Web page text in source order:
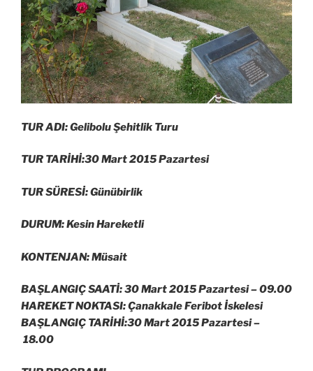
TUR ADI: Gelibolu Şehitlik Turu
TUR TARİHİ:30 Mart 2015 Pazartesi
TUR SÜRESİ: Günübirlik
DURUM: Kesin Hareketli
KONTENJAN: Müsait
BAŞLANGIÇ SAATİ: 30 Mart 2015 Pazartesi –09.00
HAREKET NOKTASI: Çanakkale Feribot İskelesi
BAŞLANGIÇ TARİHİ:30 Mart 2015 Pazartesi –
18.00